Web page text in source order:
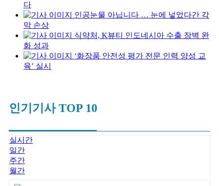
다
인공눈물 아닙니다 … 눈에 넣었다간 각
막 손상
식약처, K뷰티 인도네시아 수출 장벽 완
화 성과
‘화장품 안전성 평가 전문 인력 양성 교
육’ 실시
인기기사 TOP 10
실시간
일간
주간
월간